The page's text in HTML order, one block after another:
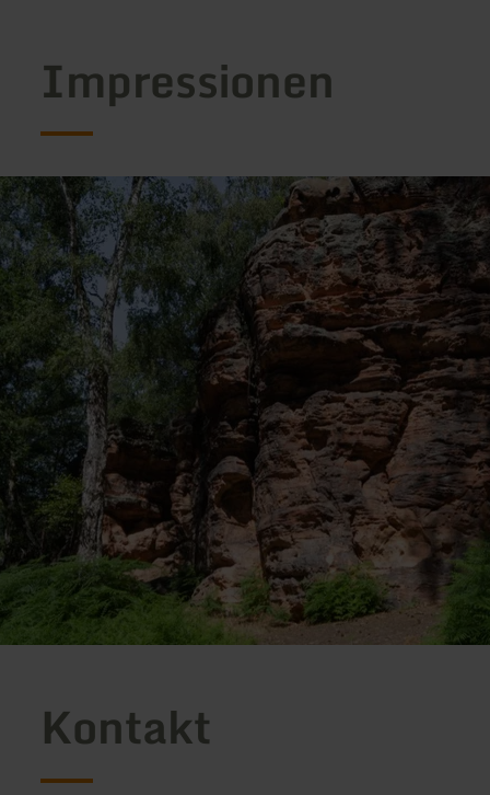
Impressionen
Kontakt